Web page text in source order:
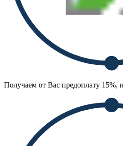
Получаем от Вас предоплату 15%,